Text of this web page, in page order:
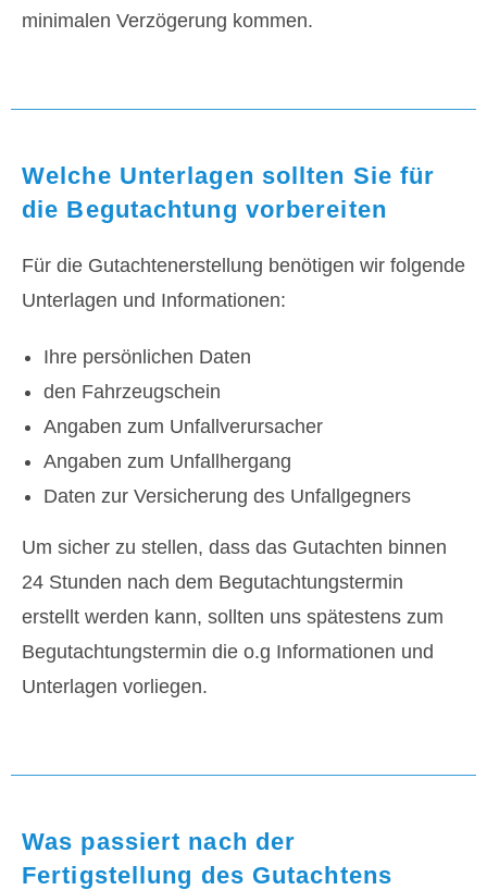
minimalen Verzögerung kommen.
Welche Unterlagen sollten Sie für
die Begutachtung vorbereiten
Für die Gutachtenerstellung benötigen wir folgende
Unterlagen und Informationen:
Ihre persönlichen Daten
den Fahrzeugschein
Angaben zum Unfallverursacher
Angaben zum Unfallhergang
Daten zur Versicherung des Unfallgegners
Um sicher zu stellen, dass das Gutachten binnen
24 Stunden nach dem Begutachtungstermin
erstellt werden kann, sollten uns spätestens zum
Begutachtungstermin die o.g Informationen und
Unterlagen vorliegen.
Was passiert nach der
Fertigstellung des Gutachtens